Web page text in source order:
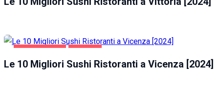
Le 10 Migliori Sushi Ristoranti a Vicenza [2024]